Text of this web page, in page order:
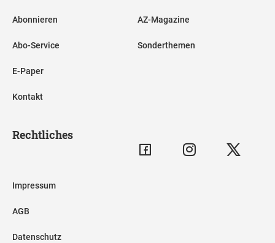
Abonnieren
Abo-Service
E-Paper
Kontakt
AZ-Magazine
Sonderthemen
Rechtliches
Impressum
AGB
Datenschutz